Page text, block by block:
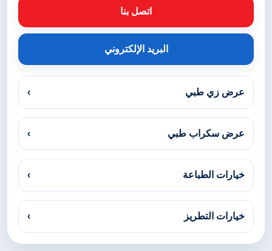
اتصل بنا
البريد الإلكتروني
عرض زي طبي ›
عرض سكراب طبي ›
خيارات الطباعة ›
خيارات التطريز ›